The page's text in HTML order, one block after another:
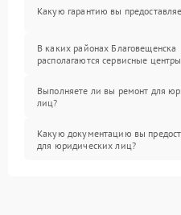
Какую гарантию вы
В каких районах Благовещенска
располагаются сервисные
Выполняете ли вы ремонт для
лиц?
Какую документацию вы
для юридических лиц?